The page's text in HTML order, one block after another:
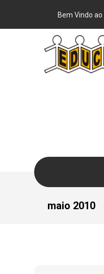
Bem Vindo ao
maio 2010